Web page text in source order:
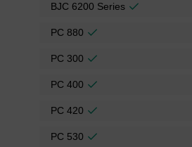
BJC 6200 Series
PC 880
PC 300
PC 400
PC 420
PC 530